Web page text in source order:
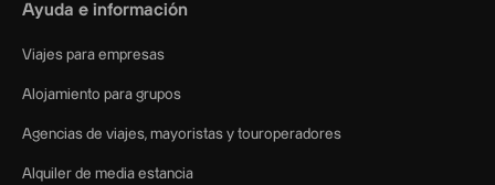
Ayuda e información
Viajes para empresas
Alojamiento para grupos
Agencias de viajes, mayoristas y touroperadores
Alquiler de media estancia